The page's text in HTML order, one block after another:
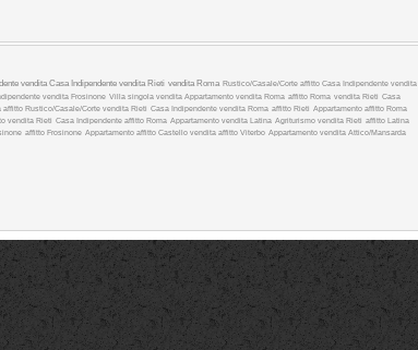
venditaCasa Indipendente vendita Rieti vendita Roma Rustico/Casale/Corte affitto Casa Indipendente vendita
vendita Frosinone Villa singola vendita Appartamento vendita Roma affitto Roma vendita Rieti Casa
affitto Rustico/Casale/Corte vendita Rieti Casa Indipendente vendita Roma affitto Rieti Appartamento affitto Roma
vendita Rieti Casa Indipendente affitto Roma Appartamento vendita Latina Agriturismo vendita Rieti affitto Latina
affitto Frosinone Appartamento affitto Castello vendita affitto Viterbo Appartamento vendita Attico/Mansarda